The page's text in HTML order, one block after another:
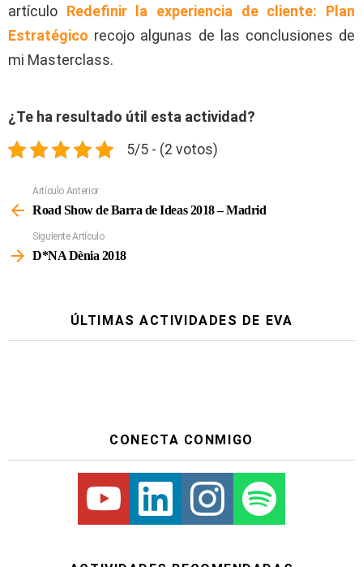
artículo Redefinir la experiencia de cliente: Plan
Estratégico recojo algunas de las conclusiones de
mi Masterclass.
¿Te ha resultado útil esta actividad?
5/5 - (2 votos)
Más
Artículo Anterior
Road Show de Barra de Ideas 2018 – Madrid
Siguiente Artículo
D*NA Dènia 2018
ÚLTIMAS ACTIVIDADES DE EVA
CONECTA CONMIGO
Youtube Linkedin Instagram Spotify